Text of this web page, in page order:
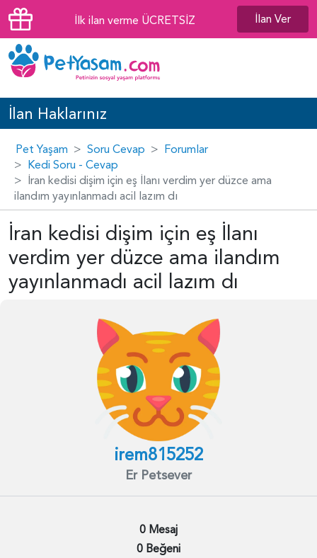
İlk ilan verme ÜCRETSİZ İlan Ver
İlan Haklarınız
Pet Yaşam Soru Cevap
Forumlar
Kedi Soru - Cevap
İran kedisi dişim için eş İlanı verdim yer düzce ama
ilandım yayınlanmadı acil lazım dı
İran kedisi dişim için eş İlanı
verdim yer düzce ama ilandım
yayınlanmadı acil lazım dı
irem815252
Er Petsever
0 Mesaj
0 Beğeni